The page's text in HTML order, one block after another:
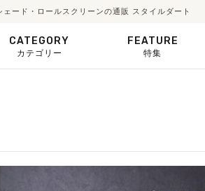
ード・ロールスクリーンの通販 スタイルダート
CATEGORY
カテゴリー
FEATURE
特集